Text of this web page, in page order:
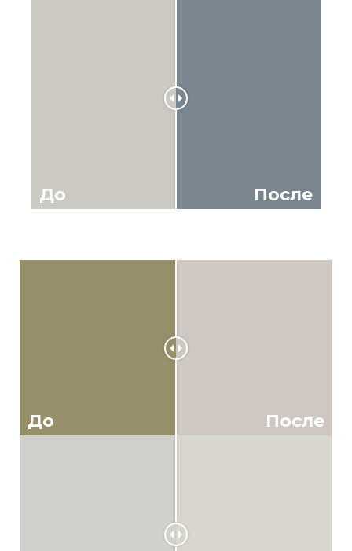
До После
До После